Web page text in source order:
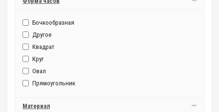
Бочкообразная
Другое
Квадрат
Круг
Овал
Прямоугольник
Материал